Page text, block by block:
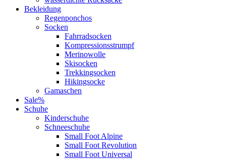
Bekleidung
Regenponchos
Socken
Fahrradsocken
Kompressionsstrumpf
Merinowolle
Skisocken
Trekkingsocken
Hikingsocke
Gamaschen
Sale%
Schuhe
Kinderschuhe
Schneeschuhe
Small Foot Alpine
Small Foot Revolution
Small Foot Universal